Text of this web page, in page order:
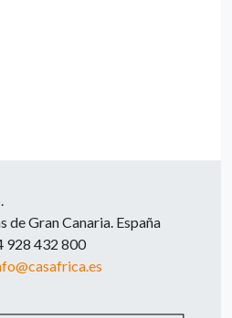
de Gran Canaria. España
928 432 800